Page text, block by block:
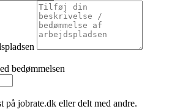
bedømmelsen
jobrate.dk eller delt med andre.